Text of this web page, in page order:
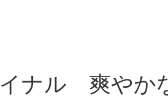
イナル 爽やか